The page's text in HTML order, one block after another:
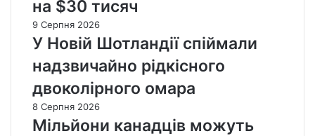
на $30 тисяч
9 Серпня 2026
У Новій Шотландії спіймали
надзвичайно рідкісного
двоколірного омара
8 Серпня 2026
Мільйони канадців можуть